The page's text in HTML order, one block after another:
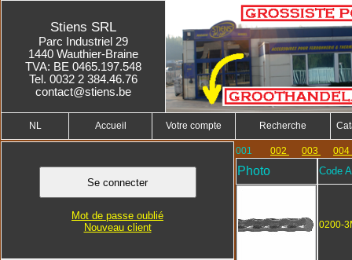
Stiens SRL
Parc Industriel 29
1440 Wauthier-Braine
TVA: BE 0465.197.548
Tel. 0032 2 384.46.76
contact@stiens.be
NL Accueil Votre compte Recherche
Mot de passe oublié
Nouveau client
001 002 003 004
Photo Code
0200-